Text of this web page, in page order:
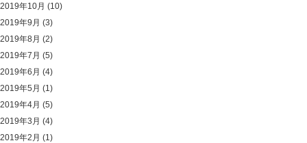
2019年10月 (10)
2019年9月 (3)
2019年8月 (2)
2019年7月 (5)
2019年6月 (4)
2019年5月 (1)
2019年4月 (5)
2019年3月 (4)
2019年2月 (1)